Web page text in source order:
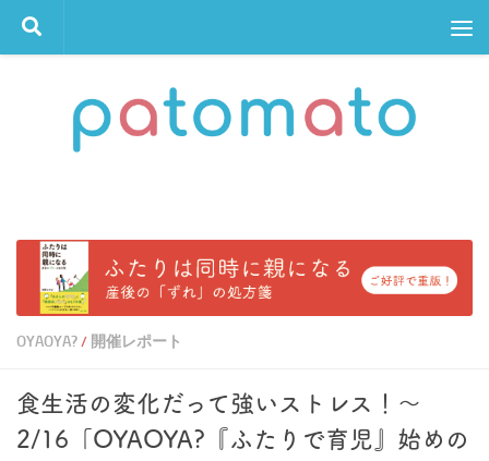
コンテンツへスキップ
OYAOYA? / 開催レポート
食生活の変化だって強いストレス！〜
2/16「OYAOYA?『ふたりで育児』始めの